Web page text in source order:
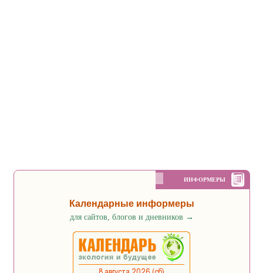
ИНФОРМЕРЫ
Календарные информеры
для сайтов, блогов и дневников →